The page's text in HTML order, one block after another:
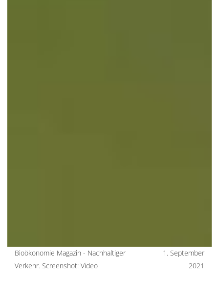
Bioökonomie Magazin - Nachhaltiger
Verkehr. Screenshot: Video
1. September
2021